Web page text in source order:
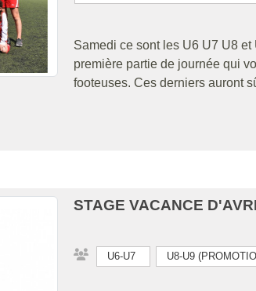
Samedi ce sont les U6 U7 U8
première partie de journée qui
footeuses. Ces derniers auront
STAGE VACANCE
U6-U7 U8-U9